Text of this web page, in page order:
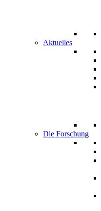
Aktuelles
Die Forschung